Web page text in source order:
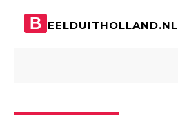
B EELDUITHOLLAND.NL